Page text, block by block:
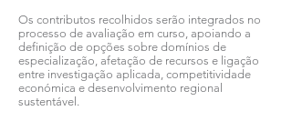
Os contributos recolhidos serão integrados no
processo de avaliação em curso, apoiando a
definição de opções sobre domínios de
especialização, afetação de recursos e ligação
entre investigação aplicada, competitividade
económica e desenvolvimento regional
sustentável.